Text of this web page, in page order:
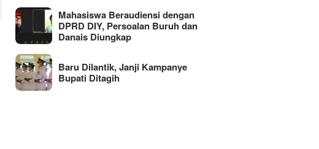
Mahasiswa Beraudiensi dengan
DPRD DIY, Persoalan Buruh dan
Danais Diungkap
Baru Dilantik, Janji Kampanye
Bupati Ditagih